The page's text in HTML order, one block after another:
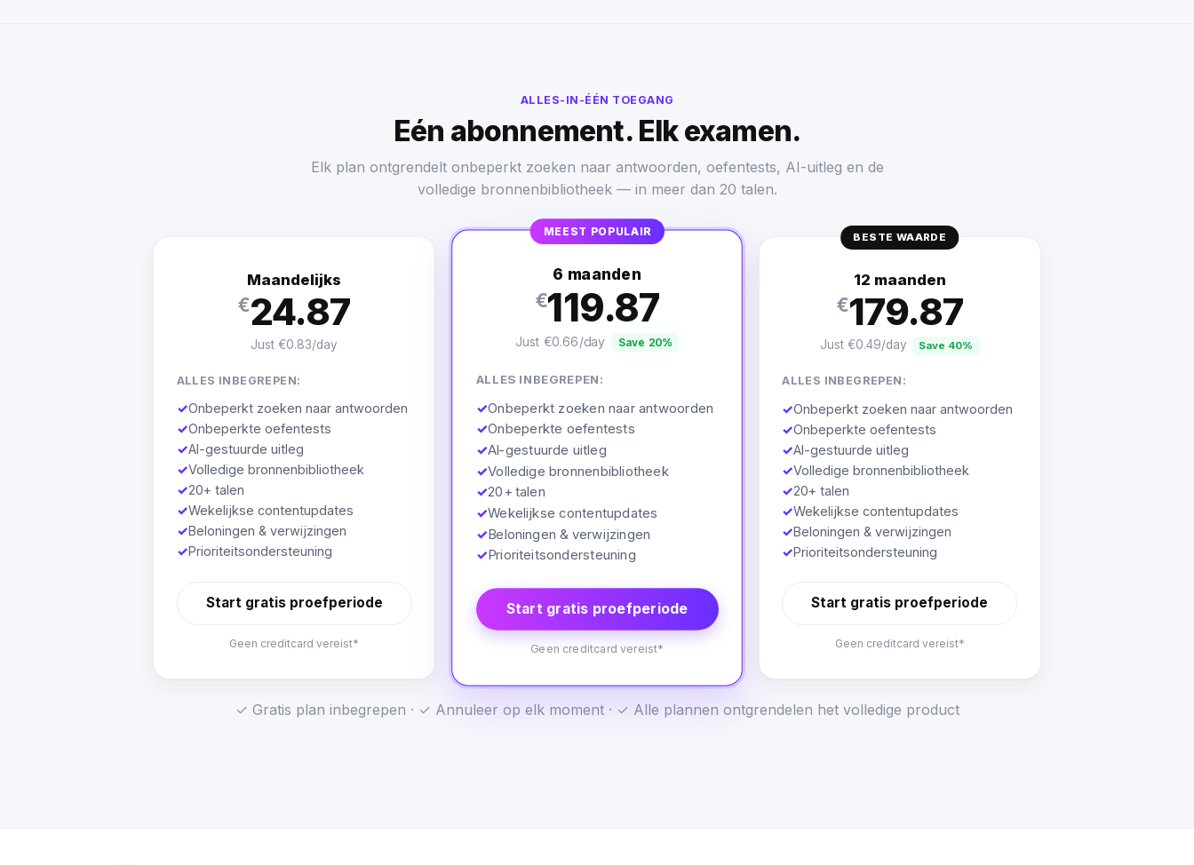
ALLES-IN-ÉÉN TOEGANG
Eén abonnement. Elk examen.
Elk plan ontgrendelt onbeperkt zoeken naar antwoorden, oefentests, AI-uitleg en de
volledige bronnenbibliotheek — in meer dan 20 talen.
Maandelijks
€24.87
Just €0.83/day
ALLES INBEGREPEN:
✓Onbeperkt zoeken naar antwoorden
✓Onbeperkte oefentests
✓AI-gestuurde uitleg
✓Volledige bronnenbibliotheek
✓20+ talen
✓Wekelijkse contentupdates
✓Beloningen & verwijzingen
✓Prioriteitsondersteuning
Start gratis proefperiode
Geen creditcard vereist*
MEEST POPULAIR
6 maanden
€119.87
Just €0.66/day Save 20%
ALLES INBEGREPEN:
✓Onbeperkt zoeken naar antwoorden
✓Onbeperkte oefentests
✓AI-gestuurde uitleg
✓Volledige bronnenbibliotheek
✓20+ talen
✓Wekelijkse contentupdates
✓Beloningen & verwijzingen
✓Prioriteitsondersteuning
Start gratis proefperiode
Geen creditcard vereist*
BESTE WAARDE
12 maanden
€179.87
Just €0.49/day Save 40%
ALLES INBEGREPEN:
✓Onbeperkt zoeken naar antwoorden
✓Onbeperkte oefentests
✓AI-gestuurde uitleg
✓Volledige bronnenbibliotheek
✓20+ talen
✓Wekelijkse contentupdates
✓Beloningen & verwijzingen
✓Prioriteitsondersteuning
Start gratis proefperiode
Geen creditcard vereist*
✓ Gratis plan inbegrepen · ✓ Annuleer op elk moment · ✓ Alle plannen ontgrendelen het volledige product